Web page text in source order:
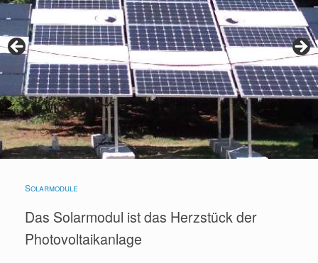
Solarmodule
Das Solarmodul ist das Herzstück der
Photovoltaikanlage